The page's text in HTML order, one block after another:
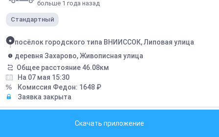
больше 1 года назад
Стандартный
посёлок городского типа ВНИИССОК, Липовая улица
деревня Захарово, Живописная улица
Общее расстояние 46.08км
На 07 мая 15:30
Комиссия Федон: 1648 ₽
Заявка закрыта
нужно зайти в офис для оформления заказа забрать одну паллету
Скачать приложение